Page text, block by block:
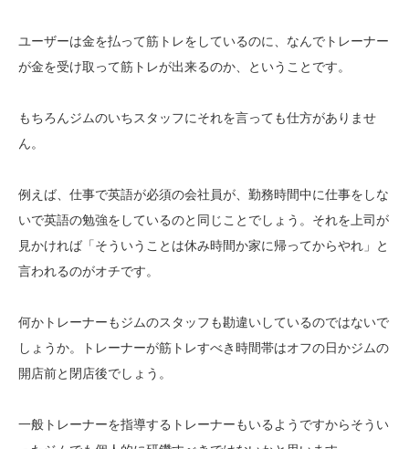
ユーザーは金を払って筋トレをしているのに、なんでトレーナー
が金を受け取って筋トレが出来るのか、ということです。
もちろんジムのいちスタッフにそれを言っても仕方がありませ
ん。
例えば、仕事で英語が必須の会社員が、勤務時間中に仕事をしな
いで英語の勉強をしているのと同じことでしょう。それを上司が
見かければ「そういうことは休み時間か家に帰ってからやれ」と
言われるのがオチです。
何かトレーナーもジムのスタッフも勘違いしているのではないで
しょうか。トレーナーが筋トレすべき時間帯はオフの日かジムの
開店前と閉店後でしょう。
一般トレーナーを指導するトレーナーもいるようですからそうい